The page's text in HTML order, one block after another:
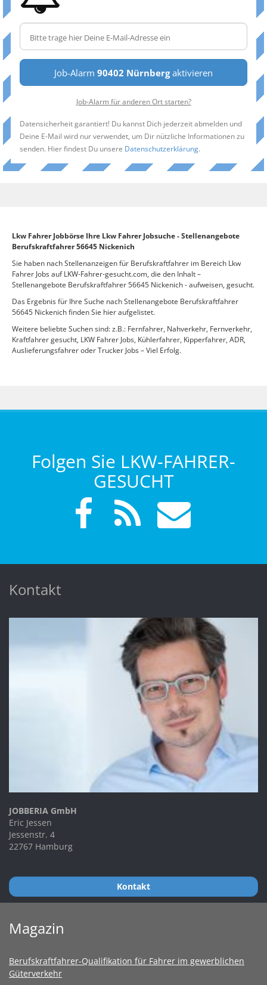
Job-Alarm 90402 Nürnbergaktivieren
Job-Alarm für anderen Ort starten?
Datensicherheit garantiert! Du kannst Dich jederzeit abmelden und
Deine E-Mail wird nur verwendet, um Dir nützliche Informationen zu
senden. Hier findest Du unsere Datenschutzerklärung.
Lkw Fahrer Jobbörse Ihre Lkw Fahrer Jobsuche - Stellenangebote
Berufskraftfahrer 56645 Nickenich
Sie haben nach Stellenanzeigen für Berufskraftfahrer im Bereich Lkw
Fahrer Jobs auf LKW-Fahrer-gesucht.com, die den Inhalt –
Stellenangebote Berufskraftfahrer 56645 Nickenich - aufweisen, gesucht.
Das Ergebnis für Ihre Suche nach Stellenangebote Berufskraftfahrer
56645 Nickenich finden Sie hier aufgelistet.
Weitere beliebte Suchen sind: z.B.: Fernfahrer, Nahverkehr, Fernverkehr,
Kraftfahrer gesucht, LKW Fahrer Jobs, Kühlerfahrer, Kipperfahrer, ADR,
Auslieferungsfahrer oder Trucker Jobs – Viel Erfolg.
Folgen Sie LKW-FAHRER-
GESUCHT
Kontakt
JOBBERIA GmbH
Eric Jessen
Jessenstr. 4
22767 Hamburg
Kontakt
Magazin
Berufskraftfahrer-Qualifikation für Fahrer im gewerblichen
Güterverkehr